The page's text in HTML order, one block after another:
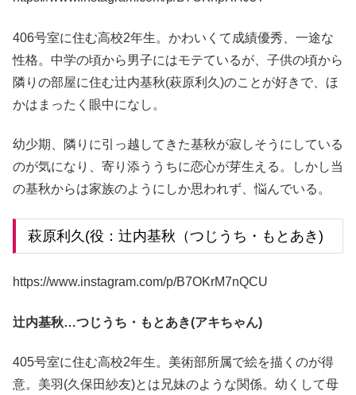
406号室に住む高校2年生。かわいくて成績優秀、一途な
性格。中学の頃から男子にはモテているが、子供の頃から
隣りの部屋に住む辻内基秋(萩原利久)のことが好きで、ほ
かはまったく眼中になし。
幼少期、隣りに引っ越してきた基秋が寂しそうにしている
のが気になり、寄り添ううちに恋心が芽生える。しかし当
の基秋からは家族のようにしか思われず、悩んでいる。
萩原利久(役：辻内基秋（つじうち・もとあき)
https://www.instagram.com/p/B7OKrM7nQCU
辻内基秋…つじうち・もとあき(アキちゃん)
405号室に住む高校2年生。美術部所属で絵を描くのが得
意。美羽(久保田紗友)とは兄妹のような関係。幼くして母